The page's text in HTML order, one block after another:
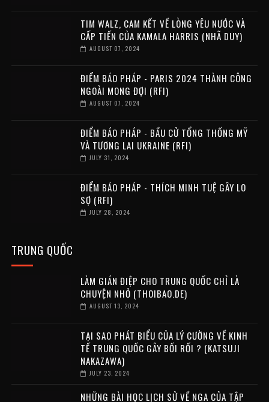
TIM WALZ, CAM KẾT VỀ LÒNG YÊU NƯỚC VÀ
CẤP TIẾN CỦA KAMALA HARRIS (NHÃ DUY)
AUGUST 07, 2024
ĐIỂM BÁO PHÁP - PARIS 2024 THÀNH CÔNG
NGOÀI MONG ĐỢI (RFI)
AUGUST 07, 2024
ĐIỂM BÁO PHÁP - BẦU CỬ TỔNG THỐNG MỸ
VÀ TƯƠNG LAI UKRAINE (RFI)
JULY 31, 2024
ĐIỂM BÁO PHÁP - THÍCH MINH TUỆ GÂY LO
SỢ (RFI)
JULY 28, 2024
TRUNG QUỐC
LÀM GIÁN ĐIỆP CHO TRUNG QUỐC CHỈ LÀ
CHUYỆN NHỎ (THOIBAO.DE)
AUGUST 13, 2024
TẠI SAO PHÁT BIỂU CỦA LÝ CƯỜNG VỀ KINH
TẾ TRUNG QUỐC GÂY BỐI RỐI ? (KATSUJI
NAKAZAWA)
JULY 23, 2024
NHỮNG BÀI HỌC LỊCH SỬ VỀ NGA CỦA TẬP